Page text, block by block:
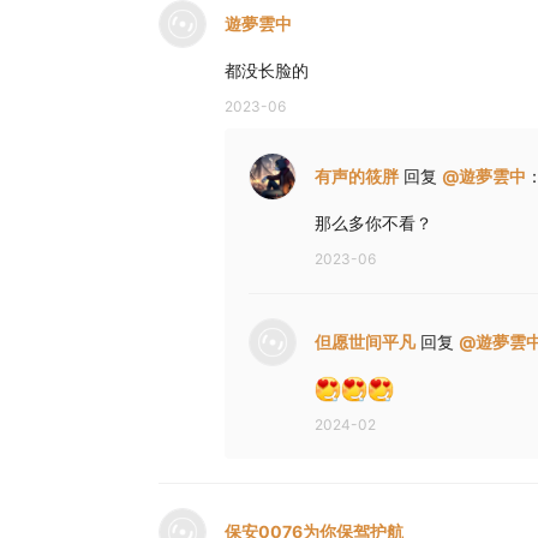
遊夢雲中
都没长脸的
2023-06
有声的筱胖 回复 @遊夢雲中 ：
那么多你不看？
2023-06
但愿世间平凡 回复 @遊夢雲
2024-02
保安0076为你保驾护航